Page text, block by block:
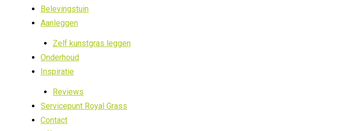
Belevingstuin
Aanleggen
Zelf kunstgras leggen
Onderhoud
Inspiratie
Reviews
Servicepunt Royal Grass
Contact